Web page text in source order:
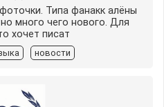
Типа фанакк алёны
много чего нового. Для
хочет писат
новости